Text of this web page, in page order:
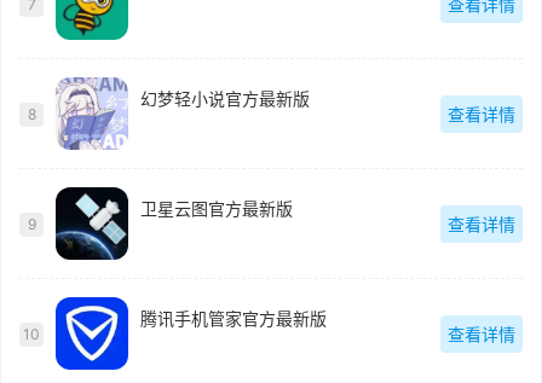
7
8
幻梦轻小说官方最新版
查看详情
9
卫星云图官方最新版
查看详情
10
腾讯手机管家官方最新版
查看详情